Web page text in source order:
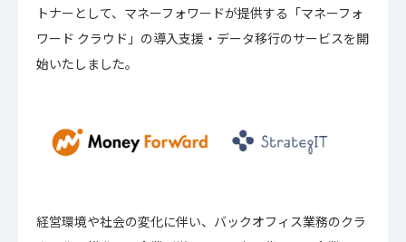
トナーとして、マネーフォワードが提供する「マネーフォ
ワード クラウド」の導入支援・データ移行のサービスを開
始いたしました。
経営環境や社会の変化に伴い、バックオフィス業務のクラ